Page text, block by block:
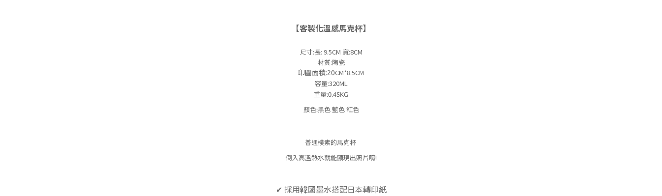
【客製化溫感馬克杯】
尺寸:長: 9.5CM 寬:8CM
材質:陶瓷
印圖面積:20CM*8.5CM
容量:320ML
重量:0.45KG
顏色:黑色 藍色 紅色
普通樸素的馬克杯
倒入高溫熱水就能顯現出照片唷!
✔ 採用韓國墨水搭配日本轉印紙